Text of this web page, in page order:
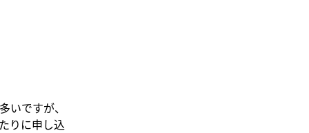
ですが、
りに申し込